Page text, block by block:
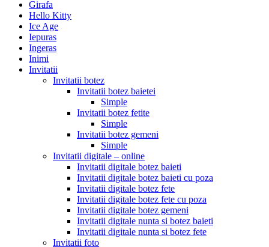
Girafa
Hello Kitty
Ice Age
Iepuras
Ingeras
Inimi
Invitatii
Invitatii botez
Invitatii botez baietei
Simple
Invitatii botez fetite
Simple
Invitatii botez gemeni
Simple
Invitatii digitale – online
Invitatii digitale botez baieti
Invitatii digitale botez baieti cu poza
Invitatii digitale botez fete
Invitatii digitale botez fete cu poza
Invitatii digitale botez gemeni
Invitatii digitale nunta si botez baieti
Invitatii digitale nunta si botez fete
Invitatii foto